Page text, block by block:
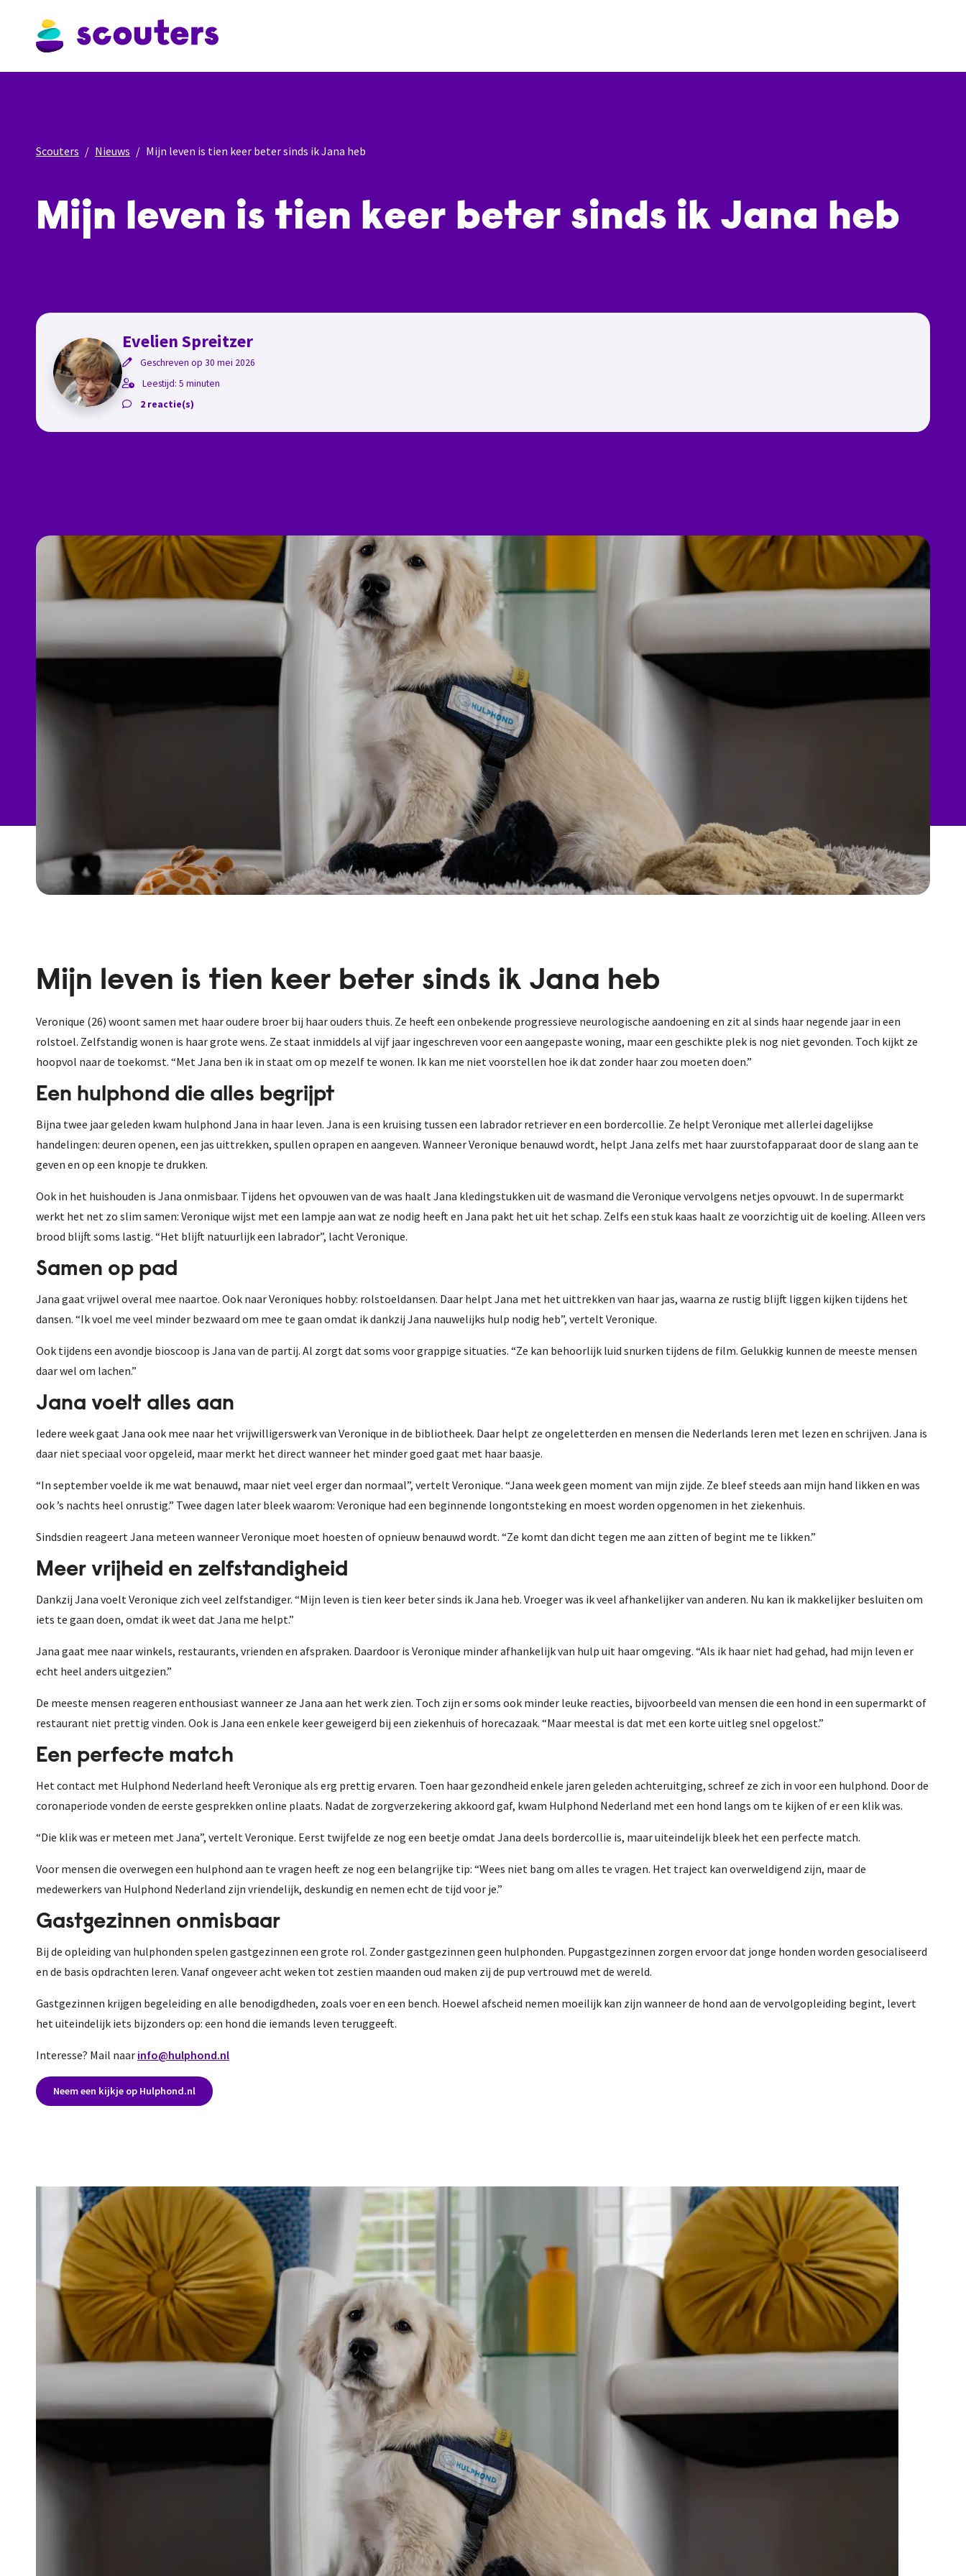
Scouters Nieuws Mijn leven is tien keer beter sinds ik Jana heb
Mijn leven is tien keer beter sinds ik Jana heb
Evelien Spreitzer
Geschreven op 30 mei 2026
Leestijd: 5 minuten
2 reactie(s)
Mijn leven is tien keer beter sinds ik Jana heb
Veronique (26) woont samen met haar oudere broer bij haar ouders thuis. Ze heeft een onbekende progressieve neurologische aandoening en zit al sinds haar negende jaar in een
rolstoel. Zelfstandig wonen is haar grote wens. Ze staat inmiddels al vijf jaar ingeschreven voor een aangepaste woning, maar een geschikte plek is nog niet gevonden. Toch kijkt ze
hoopvol naar de toekomst. “Met Jana ben ik in staat om op mezelf te wonen. Ik kan me niet voorstellen hoe ik dat zonder haar zou moeten doen.”
Een hulphond die alles begrijpt
Bijna twee jaar geleden kwam hulphond Jana in haar leven. Jana is een kruising tussen een labrador retriever en een bordercollie. Ze helpt Veronique met allerlei dagelijkse
handelingen: deuren openen, een jas uittrekken, spullen oprapen en aangeven. Wanneer Veronique benauwd wordt, helpt Jana zelfs met haar zuurstofapparaat door de slang aan te
geven en op een knopje te drukken.
Ook in het huishouden is Jana onmisbaar. Tijdens het opvouwen van de was haalt Jana kledingstukken uit de wasmand die Veronique vervolgens netjes opvouwt. In de supermarkt
werkt het net zo slim samen: Veronique wijst met een lampje aan wat ze nodig heeft en Jana pakt het uit het schap. Zelfs een stuk kaas haalt ze voorzichtig uit de koeling. Alleen vers
brood blijft soms lastig. “Het blijft natuurlijk een labrador”, lacht Veronique.
Samen op pad
Jana gaat vrijwel overal mee naartoe. Ook naar Veroniques hobby: rolstoeldansen. Daar helpt Jana met het uittrekken van haar jas, waarna ze rustig blijft liggen kijken tijdens het
dansen. “Ik voel me veel minder bezwaard om mee te gaan omdat ik dankzij Jana nauwelijks hulp nodig heb”, vertelt Veronique.
Ook tijdens een avondje bioscoop is Jana van de partij. Al zorgt dat soms voor grappige situaties. “Ze kan behoorlijk luid snurken tijdens de film. Gelukkig kunnen de meeste mensen
daar wel om lachen.”
Jana voelt alles aan
Iedere week gaat Jana ook mee naar het vrijwilligerswerk van Veronique in de bibliotheek. Daar helpt ze ongeletterden en mensen die Nederlands leren met lezen en schrijven. Jana is
daar niet speciaal voor opgeleid, maar merkt het direct wanneer het minder goed gaat met haar baasje.
“In september voelde ik me wat benauwd, maar niet veel erger dan normaal”, vertelt Veronique. “Jana week geen moment van mijn zijde. Ze bleef steeds aan mijn hand likken en was
ook ’s nachts heel onrustig.” Twee dagen later bleek waarom: Veronique had een beginnende longontsteking en moest worden opgenomen in het ziekenhuis.
Sindsdien reageert Jana meteen wanneer Veronique moet hoesten of opnieuw benauwd wordt. “Ze komt dan dicht tegen me aan zitten of begint me te likken.”
Meer vrijheid en zelfstandigheid
Dankzij Jana voelt Veronique zich veel zelfstandiger. “Mijn leven is tien keer beter sinds ik Jana heb. Vroeger was ik veel afhankelijker van anderen. Nu kan ik makkelijker besluiten om
iets te gaan doen, omdat ik weet dat Jana me helpt.”
Jana gaat mee naar winkels, restaurants, vrienden en afspraken. Daardoor is Veronique minder afhankelijk van hulp uit haar omgeving. “Als ik haar niet had gehad, had mijn leven er
echt heel anders uitgezien.”
De meeste mensen reageren enthousiast wanneer ze Jana aan het werk zien. Toch zijn er soms ook minder leuke reacties, bijvoorbeeld van mensen die een hond in een supermarkt of
restaurant niet prettig vinden. Ook is Jana een enkele keer geweigerd bij een ziekenhuis of horecazaak. “Maar meestal is dat met een korte uitleg snel opgelost.”
Een perfecte match
Het contact met Hulphond Nederland heeft Veronique als erg prettig ervaren. Toen haar gezondheid enkele jaren geleden achteruitging, schreef ze zich in voor een hulphond. Door de
coronaperiode vonden de eerste gesprekken online plaats. Nadat de zorgverzekering akkoord gaf, kwam Hulphond Nederland met een hond langs om te kijken of er een klik was.
“Die klik was er meteen met Jana”, vertelt Veronique. Eerst twijfelde ze nog een beetje omdat Jana deels bordercollie is, maar uiteindelijk bleek het een perfecte match.
Voor mensen die overwegen een hulphond aan te vragen heeft ze nog een belangrijke tip: “Wees niet bang om alles te vragen. Het traject kan overweldigend zijn, maar de
medewerkers van Hulphond Nederland zijn vriendelijk, deskundig en nemen echt de tijd voor je.”
Gastgezinnen onmisbaar
Bij de opleiding van hulphonden spelen gastgezinnen een grote rol. Zonder gastgezinnen geen hulphonden. Pupgastgezinnen zorgen ervoor dat jonge honden worden gesocialiseerd
en de basis opdrachten leren. Vanaf ongeveer acht weken tot zestien maanden oud maken zij de pup vertrouwd met de wereld.
Gastgezinnen krijgen begeleiding en alle benodigdheden, zoals voer en een bench. Hoewel afscheid nemen moeilijk kan zijn wanneer de hond aan de vervolgopleiding begint, levert
het uiteindelijk iets bijzonders op: een hond die iemands leven teruggeeft.
Interesse? Mail naar info@hulphond.nl
Neem een kijkje op Hulphond.nl